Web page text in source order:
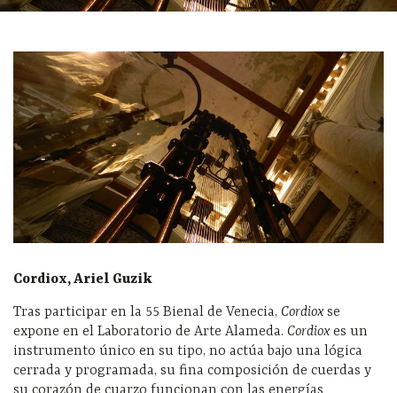
Cordiox, Ariel Guzik
Tras participar en la 55 Bienal de Venecia, Cordiox se
expone en el Laboratorio de Arte Alameda. Cordiox es un
instrumento único en su tipo, no actúa bajo una lógica
cerrada y programada, su fina composición de cuerdas y